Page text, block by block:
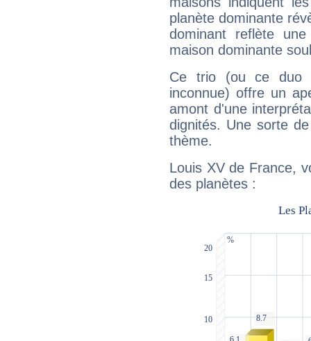
planète dominante
dominant reflète
maison dominante
Ce trio (ou ce duo
inconnue) offre un
amont d'une
dignités. Une sorte
thème.
Louis XV de France,
des planètes :